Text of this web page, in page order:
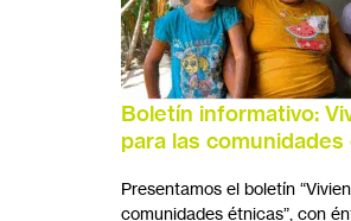
Boletín informativo:
para las
Presentamos el boletín
comunidades étnicas”, con